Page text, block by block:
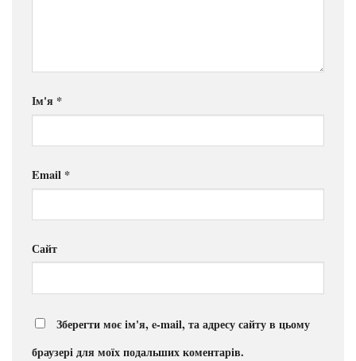
Ім'я *
Email *
Сайт
Зберегти моє ім'я, e-mail, та адресу сайту в цьому
браузері для моїх подальших коментарів.